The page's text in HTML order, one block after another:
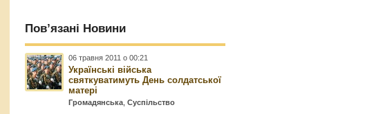
Пов’язані Новини
06 травня 2011 о 00:21
Українські війська
святкуватимуть День солдатської
матері
Громадянська ,Суспільство